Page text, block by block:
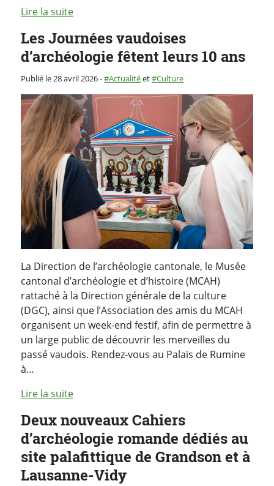
Lire la suite
Les Journées vaudoises
d’archéologie fêtent leurs 10 ans
Publié le 28 avril 2026-Catégorie :
Actualitéet Culture
La Direction de l’archéologie cantonale, le Musée
cantonal d’archéologie et d’histoire (MCAH)
rattaché à la Direction générale de la culture
(DGC), ainsi que l’Association des amis du MCAH
organisent un week-end festif, afin de permettre à
un large public de découvrir les merveilles du
passé vaudois. Rendez-vous au Palais de Rumine
à…
Lire la suite
Deux nouveaux Cahiers
d’archéologie romande dédiés au
site palafittique de Grandson et à
Lausanne-Vidy